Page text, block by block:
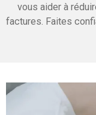
vous aider à
factures. Faites